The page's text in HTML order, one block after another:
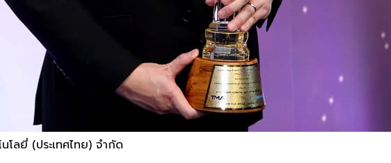
โลยี่ (ประเทศไทย) จํากัด